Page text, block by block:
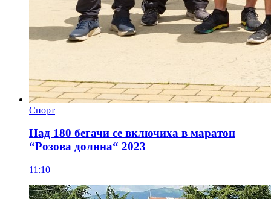
Спорт
Над 180 бегачи се включиха в маратон
“Розова долина“ 2023
11:10